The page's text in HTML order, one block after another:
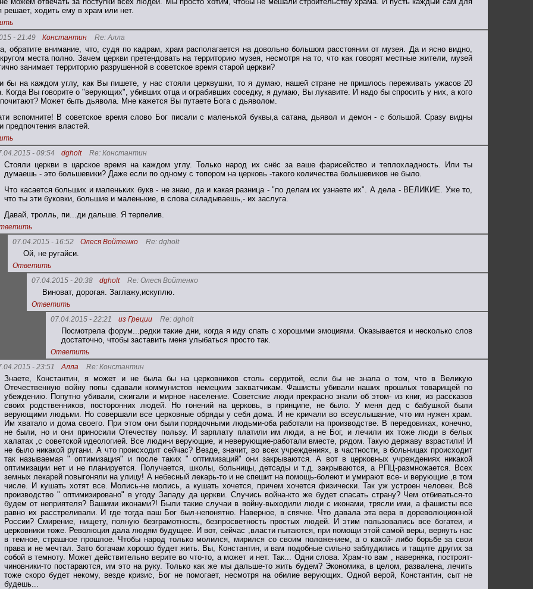
решает, ходить ему в храм или нет.
- 21:49
Константин Re: Алла
обратите внимание, что, судя по кадрам, храм располагается на довольно большом расстоянии от музея. Да и ясно видно,
места полно. Зачем церкви претендовать на территорию музея, несмотря на то, что как говорят местные жители, музей
занимает территорию разрушенной в советское время старой церкви?
бы на каждом углу, как Вы пишете, у нас стояли церквушки, то я думаю, нашей стране не пришлось переживать ужасов 20
Когда Вы говорите о "верующих", убивших отца и ограбивших соседку, я думаю, Вы лукавите. И надо бы спросить у них, а кого
Может быть дьявола. Мне кажется Вы путаете Бога с дьяволом.
вспомните! В советское время слово Бог писали с маленькой буквы,а сатана, дьявол и демон - с большой. Сразу видны
предпочтения властей.
- 09:54
dgholt Re: Константин
Стояли церкви в царское время на каждом углу. Только народ их снёс за ваше фарисейство и теплохладность. Или ты
думаешь - это большевики? Даже eсли по одному с топором на церковь -такого количества большевиков не было.
Что касается больших и маленьких букв - не знаю, да и какая разница - "по делам их узнаете их". А дела - ВЕЛИКИЕ. Уже то,
что ты эти буковки, большие и маленькие, в слова складываешь,- их заслуга.
Давай, тролль, пи...ди дальше. Я терпелив.
07.04.2015 - 16:52
Олеся Войтенко Re: dgholt
Ой, не ругайси.
Ответить
07.04.2015 - 20:38
dgholt Re: Олеся Войтенко
Виноват, дорогая. Заглажу,искуплю.
Ответить
07.04.2015 - 22:21
из Греции Re: dgholt
Посмотрела форум...редки такие дни, когда я иду спать с хорошими эмоциями. Оказывается и несколько слов
достаточно, чтобы заставить меня улыбаться просто так.
Ответить
- 23:51
Алла Re: Константин
Знаете, Константин, я может и не была бы на церковников столь сердитой, если бы не знала о том, что в Великую
Отечественную войну попы сдавали коммунистов немецким захватчикам. Фашисты убивали наших прошлых товарищей по
убеждению. Попутно убивали, сжигали и мирное население. Советские люди прекрасно знали об этом- из книг, из рассказов
своих родственников, посторонних людей. Но гонений на церковь, в принципе, не было. У меня дед с бабушкой были
верующими людьми. Но совершали все церковные обряды у себя дома. И не кричали во всеуслышание, что им нужен храм.
Им хватало и дома своего. При этом они были порядочными людьми-оба работали на производстве. В передовиках, конечно,
не были, но и они приносили Отечеству пользу. И зарплату платили им люди, а не Бог, и лечили их тоже люди в белых
халатах ,с советской идеологией. Все люди-и верующие, и неверующие-работали вместе, рядом. Такую державу взрастили! И
не было никакой ругани. А что происходит сейчас? Везде, значит, во всех учреждениях, в частности, в больницах происходит
так называемая " оптимизация" и после таких " оптимизаций" они закрываются. А вот в церковных учреждениях никакой
оптимизации нет и не планируется. Получается, школы, больницы, детсады и т.д. закрываются, а РПЦ-размножается. Всех
земных лекарей повыгоняли на улицу! А небесный лекарь-то и не спешит на помощь-болеют и умирают все- и верующие ,в том
числе. И кушать хотят все. Молись-не молись, а кушать хочется, причем хочется физически. Так уж устроен человек. Всё
производство " оптимизировано" в угоду Западу да церкви. Случись война-кто же будет спасать страну? Чем отбиваться-то
будем от неприятеля? Вашими иконами?! Были такие случаи в войну-выходили люди с иконами, трясли ими, а фашисты все
равно их расстреливали. И где тогда ваш Бог был-непонятно. Наверное, в спячке. Что давала эта вера в дореволюционной
России? Смирение, нищету, полную безграмотность, безпросветность простых людей. И этим пользовались все богатеи, и
церковники тоже. Революция дала людям будущее. И вот, сейчас ,власти пытаются, при помощи этой самой веры, вернуть нас
в темное, страшное прошлое. Чтобы народ только молился, мирился со своим положением, а о какой- либо борьбе за свои
права и не мечтал. Зато богачам хорошо будет жить. Вы, Константин, и вам подобные сильно заблудились и тащите других за
собой в темноту. Может действительно верите во что-то, а может и нет. Так... Одни слова. Храм-то вам , наверняка, построят-
чиновники-то постараются, им это на руку. Только как же мы дальше-то жить будем? Экономика, в целом, развалена, лечить
тоже скоро будет некому, везде кризис, Бог не помогает, несмотря на обилие верующих. Одной верой, Константин, сыт не
будешь...